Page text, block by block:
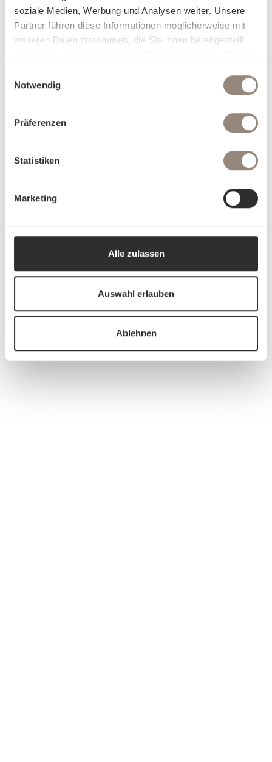
soziale Medien, Werbung und Analysen weiter. Unsere
Partner führen diese Informationen möglicherweise mit
weiteren Daten zusammen, die Sie ihnen bereitgestellt
Notwendig
Präferenzen
Statistiken
Marketing
Alle zulassen
Auswahl erlauben
Ablehnen